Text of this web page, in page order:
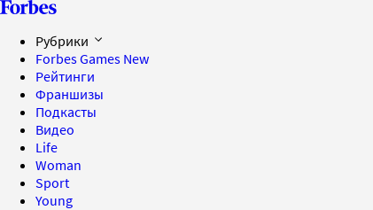
Рубрики
Forbes Games New
Рейтинги
Франшизы
Подкасты
Видео
Life
Woman
Sport
Young